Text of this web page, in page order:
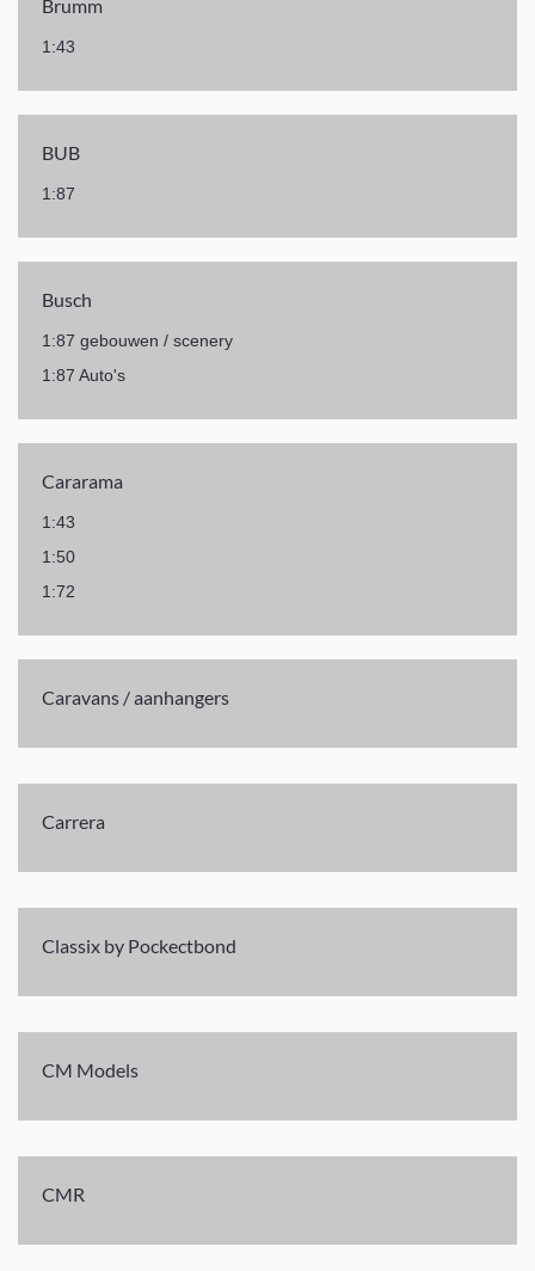
Brumm
1:43
BUB
1:87
Busch
1:87 gebouwen / scenery
1:87 Auto's
Cararama
1:43
1:50
1:72
Caravans / aanhangers
Carrera
Classix by Pockectbond
CM Models
CMR